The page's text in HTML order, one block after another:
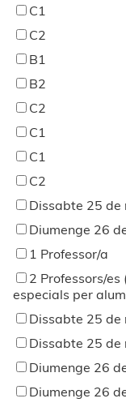
C1
C2
B1
B2
C2
C1
C1
C2
Dissabte 25
Diumenge 26
1 Professor/a
2 Professors/
especials per
Dissabte 25
Dissabte 25 de
Diumenge 26
Diumenge 26